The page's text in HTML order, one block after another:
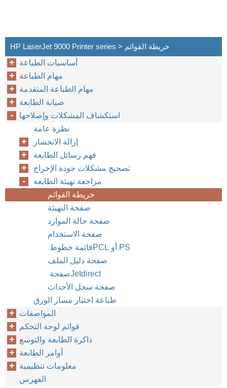
HP LaserJet 9000 Printer series > خريطة القوائم
أساسيات الطباعة
مهام الطباعة
مهام الطباعة المتقدمة
صيانة الطابعة
استكشاف المشكلات وإصلاحها
نظرة عامة
إزالة الانحشار
فهم رسائل الطابعة
تصحيح مشكلات جودة الإخراج
مراجعة تهيئة الطابعة
خريطة القوائم
صفحة التهيئة
صفحة حالة الموارد
صفحة الاستخدام
قائمة خطوط ‏PCL‏ أو ‏PS
صفحة دليل الملف
صفحة ‏Jetdirect
صفحة سجل الأحداث
طباعة اختبار مسار الورق
المواصفات
قوائم لوحة التحكم
ذاكرة الطابعة والتوسع
أوامر الطابعة
معلومات تنظيمية
الفهرس